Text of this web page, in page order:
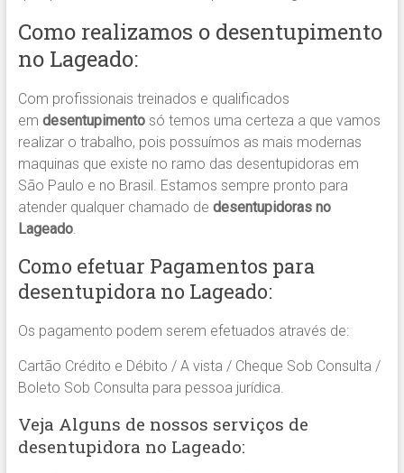
Como realizamos o desentupimento
no Lageado:
Com profissionais treinados e qualificados
em desentupimentosó temos uma certeza a que vamos
realizar o trabalho, pois possuímos as mais modernas
maquinas que existe no ramo das desentupidoras em
São Paulo e no Brasil. Estamos sempre pronto para
atender qualquer chamado de desentupidoras no
Lageado.
Como efetuar Pagamentos para
desentupidora no Lageado:
Os pagamento podem serem efetuados através de:
Cartão Crédito e Débito / A vista / Cheque Sob Consulta /
Boleto Sob Consulta para pessoa jurídica.
Veja Alguns de nossos serviços de
desentupidora no Lageado: